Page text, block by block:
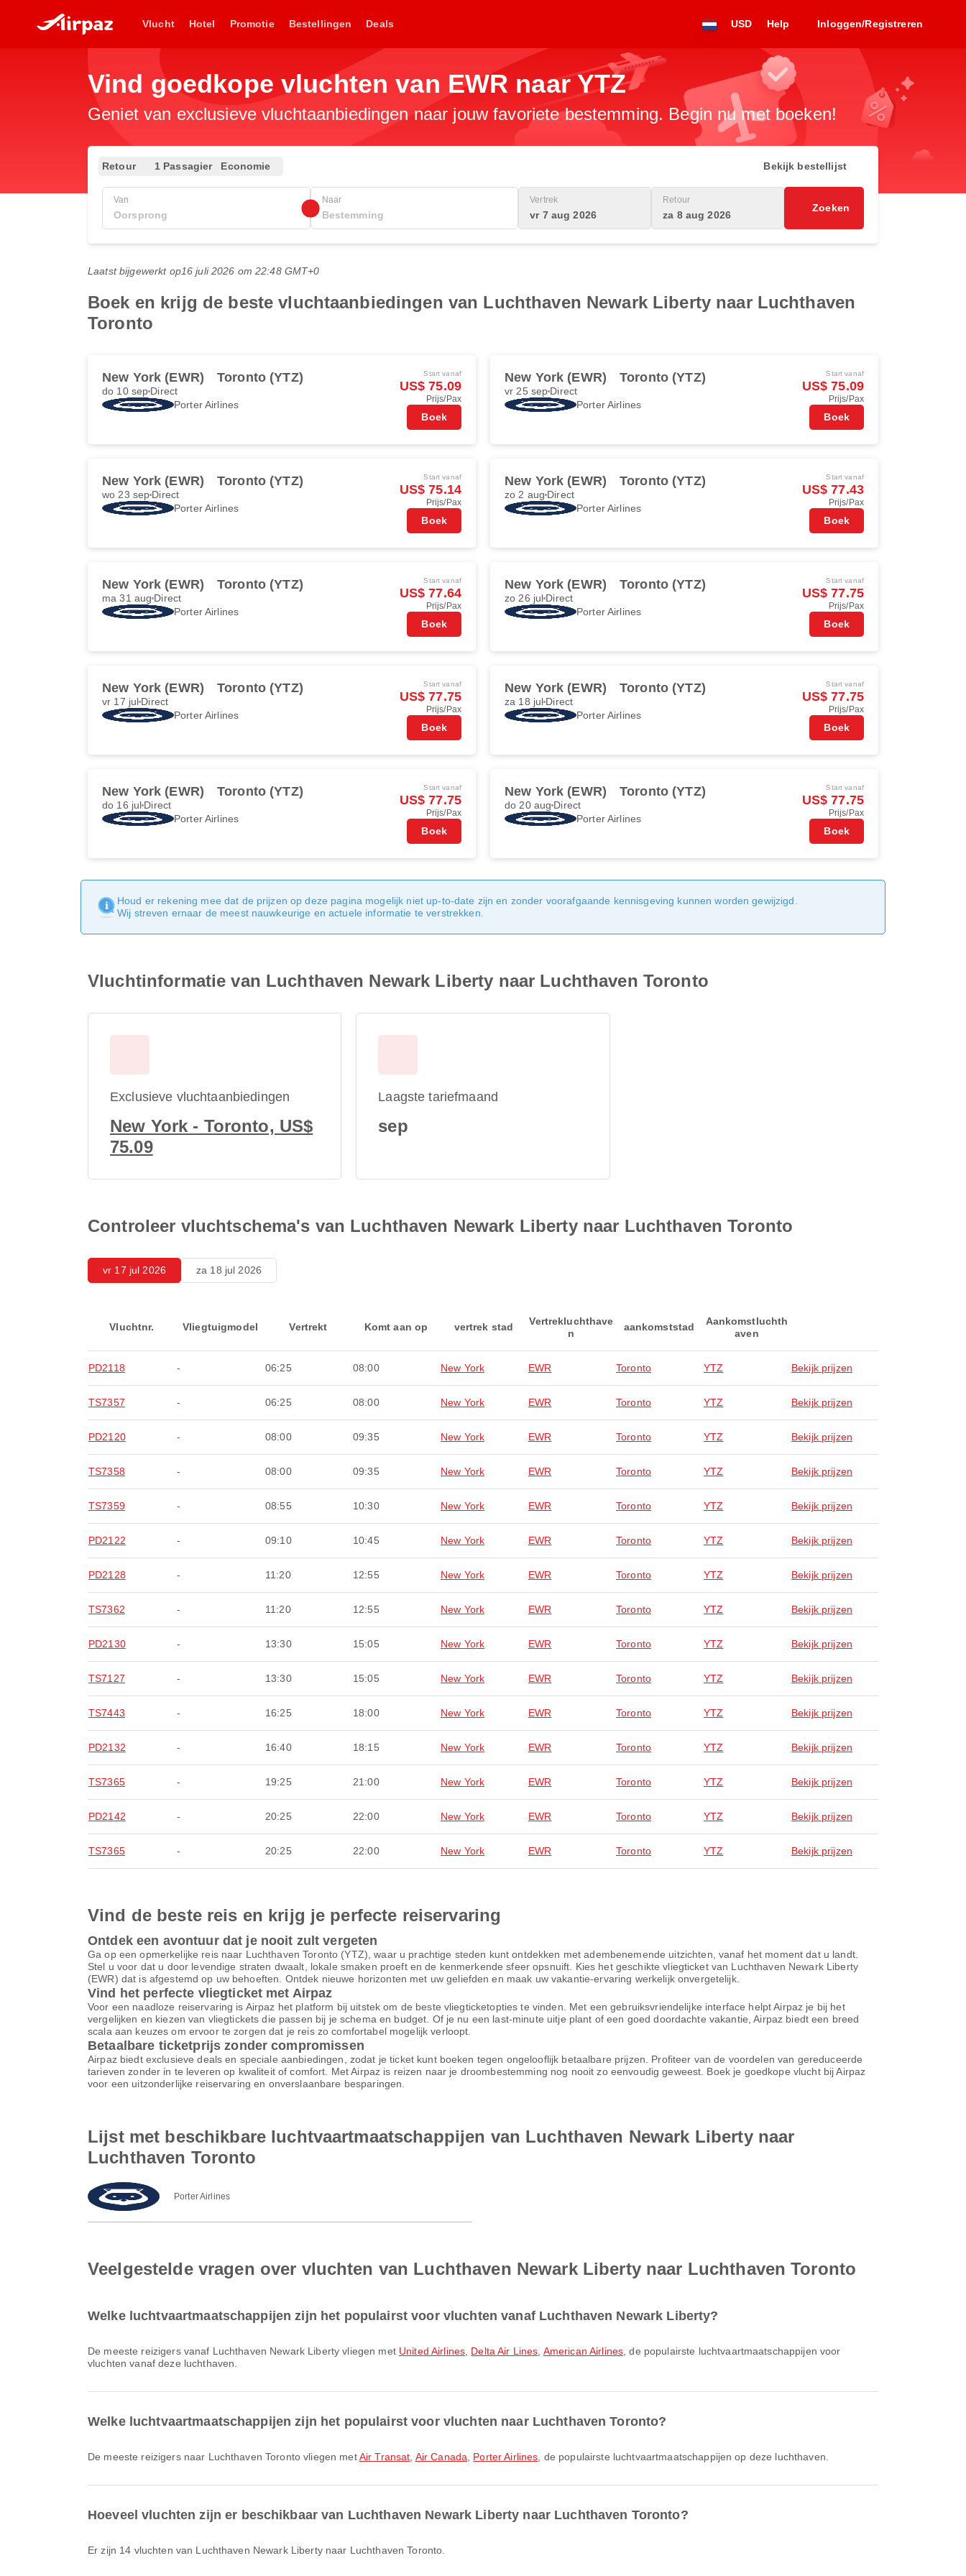
Vlucht Hotel Promotie Bestellingen Deals USD Help Inloggen/Registreren
Vind goedkope vluchten van EWR naar YTZ
Geniet van exclusieve vluchtaanbiedingen naar jouw favoriete bestemming. Begin nu met boeken!
Retour 1 Passagier Economie Bekijk bestellijst
Van Naar Vertrek
vr 7 aug 2026
Retour
za 8 aug 2026
Zoeken
Laatst bijgewerkt op16 juli 2026 om 22:48 GMT+0
Boek en krijg de beste vluchtaanbiedingen van Luchthaven Newark Liberty naar Luchthaven
Toronto
New York (EWR) Toronto (YTZ)
do 10 sep Direct
Porter Airlines
Start vanaf
US$ 75.09
Prijs/Pax
Boek
New York (EWR) Toronto (YTZ)
vr 25 sep Direct
Porter Airlines
Start vanaf
US$ 75.09
Prijs/Pax
Boek
New York (EWR) Toronto (YTZ)
wo 23 sep Direct
Porter Airlines
Start vanaf
US$ 75.14
Prijs/Pax
Boek
New York (EWR) Toronto (YTZ)
zo 2 aug Direct
Porter Airlines
Start vanaf
US$ 77.43
Prijs/Pax
Boek
New York (EWR) Toronto (YTZ)
ma 31 aug Direct
Porter Airlines
Start vanaf
US$ 77.64
Prijs/Pax
Boek
New York (EWR) Toronto (YTZ)
zo 26 jul Direct
Porter Airlines
Start vanaf
US$ 77.75
Prijs/Pax
Boek
New York (EWR) Toronto (YTZ)
vr 17 jul Direct
Porter Airlines
Start vanaf
US$ 77.75
Prijs/Pax
Boek
New York (EWR) Toronto (YTZ)
za 18 jul Direct
Porter Airlines
Start vanaf
US$ 77.75
Prijs/Pax
Boek
New York (EWR) Toronto (YTZ)
do 16 jul Direct
Porter Airlines
Start vanaf
US$ 77.75
Prijs/Pax
Boek
New York (EWR) Toronto (YTZ)
do 20 aug Direct
Porter Airlines
Start vanaf
US$ 77.75
Prijs/Pax
Boek
Houd er rekening mee dat de prijzen op deze pagina mogelijk niet up-to-date zijn en zonder voorafgaande kennisgeving kunnen worden gewijzigd.
Wij streven ernaar de meest nauwkeurige en actuele informatie te verstrekken.
Vluchtinformatie van Luchthaven Newark Liberty naar Luchthaven Toronto
Exclusieve vluchtaanbiedingen
New York - Toronto, US$
75.09
Laagste tariefmaand
sep
Controleer vluchtschema's van Luchthaven Newark Liberty naar Luchthaven Toronto
vr 17 jul 2026 za 18 jul 2026
Vluchtnr. Vliegtuigmodel Vertrekt Komt aan op vertrek stad
Vertrekluchthave
n
aankomststad
Aankomstluchth
aven
PD2118 - 06:25 08:00 New York EWR Toronto YTZ Bekijk prijzen
TS7357 - 06:25 08:00 New York EWR Toronto YTZ Bekijk prijzen
PD2120 - 08:00 09:35 New York EWR Toronto YTZ Bekijk prijzen
TS7358 - 08:00 09:35 New York EWR Toronto YTZ Bekijk prijzen
TS7359 - 08:55 10:30 New York EWR Toronto YTZ Bekijk prijzen
PD2122 - 09:10 10:45 New York EWR Toronto YTZ Bekijk prijzen
PD2128 - 11:20 12:55 New York EWR Toronto YTZ Bekijk prijzen
TS7362 - 11:20 12:55 New York EWR Toronto YTZ Bekijk prijzen
PD2130 - 13:30 15:05 New York EWR Toronto YTZ Bekijk prijzen
TS7127 - 13:30 15:05 New York EWR Toronto YTZ Bekijk prijzen
TS7443 - 16:25 18:00 New York EWR Toronto YTZ Bekijk prijzen
PD2132 - 16:40 18:15 New York EWR Toronto YTZ Bekijk prijzen
TS7365 - 19:25 21:00 New York EWR Toronto YTZ Bekijk prijzen
PD2142 - 20:25 22:00 New York EWR Toronto YTZ Bekijk prijzen
TS7365 - 20:25 22:00 New York EWR Toronto YTZ Bekijk prijzen
Vind de beste reis en krijg je perfecte reiservaring
Ontdek een avontuur dat je nooit zult vergeten
Ga op een opmerkelijke reis naar Luchthaven Toronto (YTZ), waar u prachtige steden kunt ontdekken met adembenemende uitzichten, vanaf het moment dat u landt.
Stel u voor dat u door levendige straten dwaalt, lokale smaken proeft en de kenmerkende sfeer opsnuift. Kies het geschikte vliegticket van Luchthaven Newark Liberty
(EWR) dat is afgestemd op uw behoeften. Ontdek nieuwe horizonten met uw geliefden en maak uw vakantie-ervaring werkelijk onvergetelijk.
Vind het perfecte vliegticket met Airpaz
Voor een naadloze reiservaring is Airpaz het platform bij uitstek om de beste vliegticketopties te vinden. Met een gebruiksvriendelijke interface helpt Airpaz je bij het
vergelijken en kiezen van vliegtickets die passen bij je schema en budget. Of je nu een last-minute uitje plant of een goed doordachte vakantie, Airpaz biedt een breed
scala aan keuzes om ervoor te zorgen dat je reis zo comfortabel mogelijk verloopt.
Betaalbare ticketprijs zonder compromissen
Airpaz biedt exclusieve deals en speciale aanbiedingen, zodat je ticket kunt boeken tegen ongelooflijk betaalbare prijzen. Profiteer van de voordelen van gereduceerde
tarieven zonder in te leveren op kwaliteit of comfort. Met Airpaz is reizen naar je droombestemming nog nooit zo eenvoudig geweest. Boek je goedkope vlucht bij Airpaz
voor een uitzonderlijke reiservaring en onverslaanbare besparingen.
Lijst met beschikbare luchtvaartmaatschappijen van Luchthaven Newark Liberty naar
Luchthaven Toronto
Porter Airlines
Veelgestelde vragen over vluchten van Luchthaven Newark Liberty naar Luchthaven Toronto
Welke luchtvaartmaatschappijen zijn het populairst voor vluchten vanaf Luchthaven Newark Liberty?
De meeste reizigers vanaf Luchthaven Newark Liberty vliegen met United Airlines Delta Air Lines American Airlines , de populairste luchtvaartmaatschappijen voor
vluchten vanaf deze luchthaven.
Welke luchtvaartmaatschappijen zijn het populairst voor vluchten naar Luchthaven Toronto?
De meeste reizigers naar Luchthaven Toronto vliegen metAir Transat Air Canada Porter Airlines , de populairste luchtvaartmaatschappijen op deze luchthaven.
Hoeveel vluchten zijn er beschikbaar van Luchthaven Newark Liberty naar Luchthaven Toronto?
Er zijn 14 vluchten van Luchthaven Newark Liberty naar Luchthaven Toronto.